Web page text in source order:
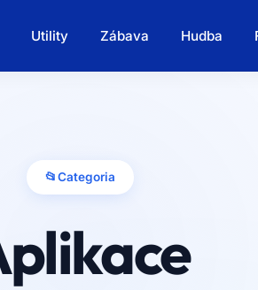
Utility Zábava Hudba
📂Categoria